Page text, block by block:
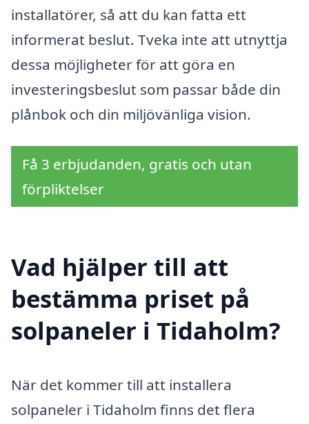
installatörer, så att du kan fatta ett
informerat beslut. Tveka inte att utnyttja
dessa möjligheter för att göra en
investeringsbeslut som passar både din
plånbok och din miljövänliga vision.
Få 3 erbjudanden, gratis och utan
förpliktelser
Vad hjälper till att
bestämma priset på
solpaneler i Tidaholm?
När det kommer till att installera
solpaneler i Tidaholm finns det flera